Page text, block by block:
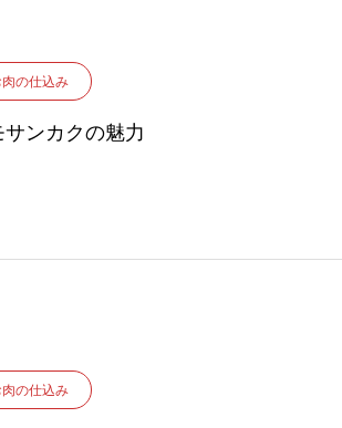
の仕込み
サンカクの魅力
の仕込み